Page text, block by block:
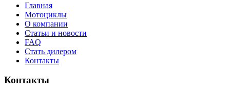
Главная
Мотоциклы
О компании
Статьи и новости
FAQ
Стать дилером
Контакты
Контакты